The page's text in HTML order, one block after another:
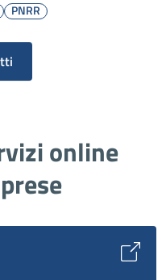
PNRR
online